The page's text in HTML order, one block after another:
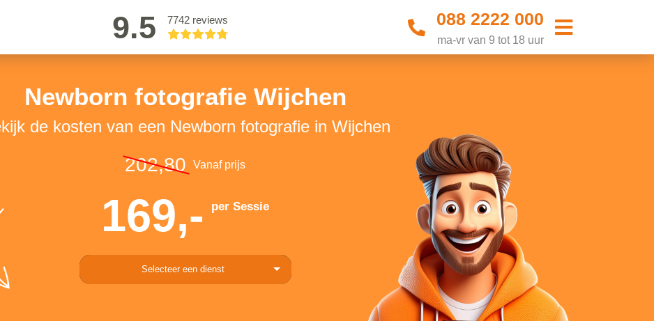
9.5 7742 reviews 088 2222 000
ma-vr van 9 tot 18 uur
Newborn fotografie Wijchen
de kosten van een Newborn fotografie in Wijchen
202,80 Vanaf prijs
169,- per Sessie
Selecteer een dienst